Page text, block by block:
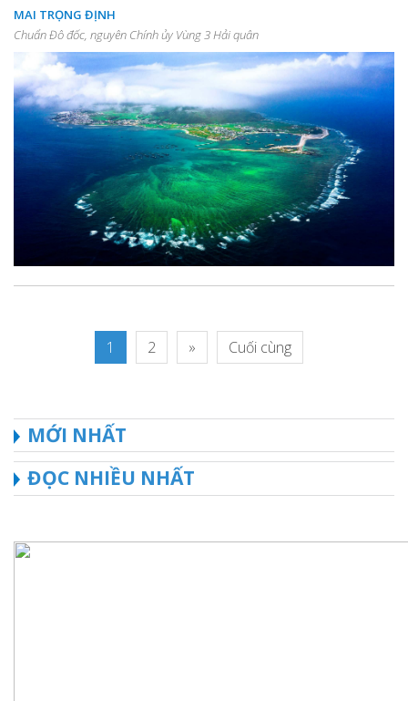
MAI TRỌNG ĐỊNH
Chuẩn Đô đốc, nguyên Chính ủy Vùng 3 Hải quân
1 2 » Cuối cùng
MỚI NHẤT
ĐỌC NHIỀU NHẤT